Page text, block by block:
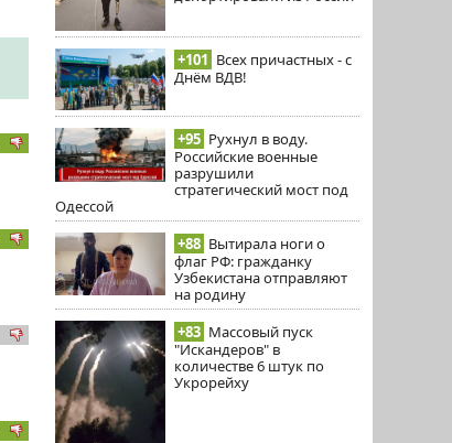
+101 Всех причастных - с
Днём ВДВ!
+95 Рухнул в воду.
Российские военные
разрушили
стратегический мост под
Одессой
+88 Вытирала ноги о
флаг РФ: гражданку
Узбекистана отправляют
на родину
+83 Массовый пуск
"Искандеров" в
количестве 6 штук по
Укрорейху